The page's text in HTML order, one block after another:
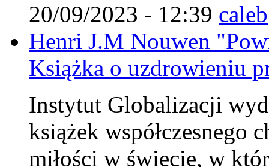
20/09/2023 - 12:39 caleb
Henri J.M Nouwen
Książka o uzdrowieniu
Instytut Globalizacji
książek współczesnego
miłości w świecie, w